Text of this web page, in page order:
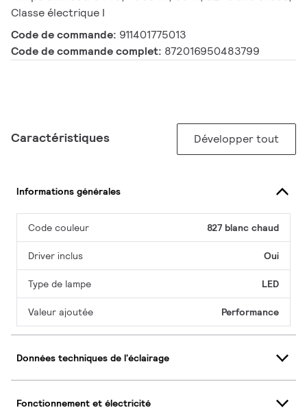
Classe électrique I
Code de commande: 911401775013
Code de commande complet: 872016950483799
Caractéristiques Développer tout
Informations générales
Code couleur 827 blanc chaud
Driver inclus Oui
Type de lampe LED
Valeur ajoutée Performance
Données techniques de l'éclairage
Fonctionnement et électricité